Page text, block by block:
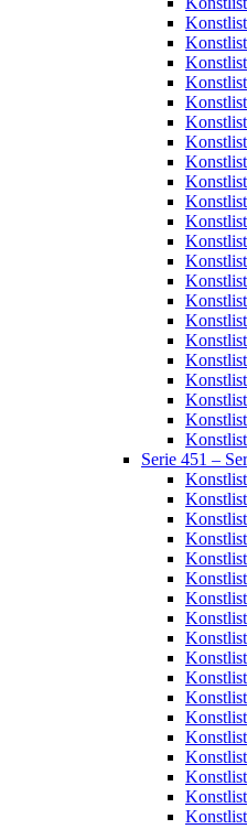
Serie 451 –